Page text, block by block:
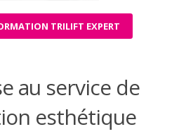
TRILIFT EXPERT
au service de
esthétique